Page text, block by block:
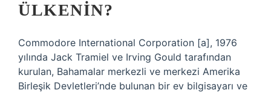
ÜLKENIN?
Commodore International Corporation [a], 1976
yılında Jack Tramiel ve Irving Gould tarafından
kurulan, Bahamalar merkezli ve merkezi Amerika
Birleşik Devletleri’nde bulunan bir ev bilgisayarı ve